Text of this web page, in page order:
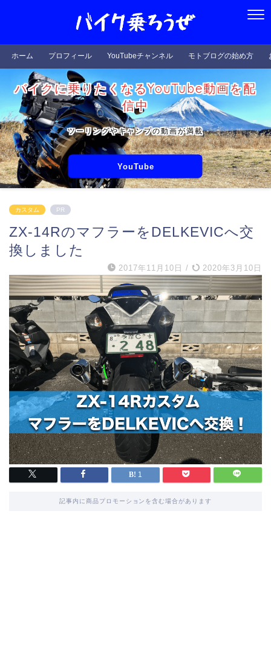
ホーム プロフィール YouTubeチャンネル モトブログの始め方
バイクに乗りたくなるYouTube動画を配
信中
ツーリングやキャンプの動画が満載
YouTube
カスタム PR
ZX-14RのマフラーをDELKEVICへ交
換しました
2017年11月10日 / 2020年3月10日
1
記事内に商品プロモーションを含む場合があります